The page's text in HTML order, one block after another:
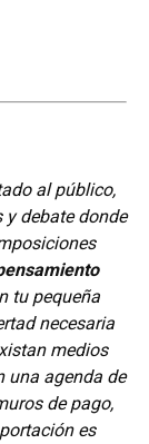
al público,
debate donde
tu pequeña
necesaria
medios
una agenda de
de pago,
es